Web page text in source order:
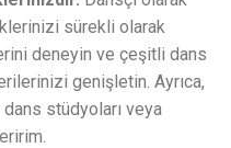
sürekli olarak
deneyin ve çeşitli dans
genişletin. Ayrıca,
stüdyoları veya